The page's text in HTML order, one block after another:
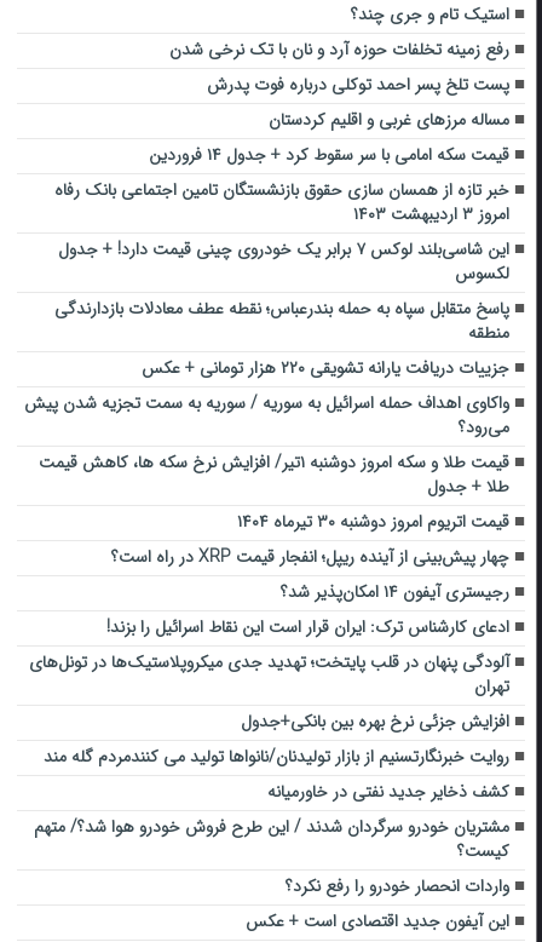
استیک تام و جری چند؟
رفع زمینه تخلفات حوزه آرد و نان با تک نرخی شدن
پست تلخ پسر احمد توکلی درباره فوت پدرش
مساله مرزهای غربی و اقلیم کردستان
قیمت سکه امامی با سر سقوط کرد + جدول ۱۴ فروردین
خبر تازه از همسان سازی حقوق بازنشستگان تامین اجتماعی بانک رفاه
امروز ۳ اردیبهشت ۱۴۰۳
این شاسی‌بلند لوکس ۷ برابر یک خودروی چینی قیمت دارد! + جدول
لکسوس
پاسخ متقابل سپاه به حمله بندرعباس؛ نقطه عطف معادلات بازدارندگی
منطقه
جزییات دریافت یارانه تشویقی ۲۲۰ هزار تومانی + عکس
واکاوی اهداف حمله اسرائیل به سوریه / سوریه به سمت تجزیه شدن پیش
می‌رود؟
قیمت طلا و سکه امروز دوشنبه ۱تیر/ افزایش نرخ سکه ها، کاهش قیمت
طلا + جدول
قیمت اتریوم امروز دوشنبه ۳۰ تیرماه ۱۴۰۴
چهار پیش‌بینی از آینده ریپل؛ انفجار قیمت XRP در راه است؟
رجیستری آیفون ۱۴ امکان‌پذیر شد؟
ادعای کارشناس ترک: ایران قرار است این نقاط اسرائیل را بزند!
آلودگی پنهان در قلب پایتخت؛ تهدید جدی میکروپلاستیک‌ها در تونل‌های
تهران
افزایش جزئی نرخ بهره بین بانکی+جدول
روایت خبرنگارتسنیم از بازار تولیدنان/نانواها تولید می کنندمردم گله مند
کشف ذخایر جدید نفتی در خاورمیانه
مشتریان خودرو سرگردان شدند / این طرح فروش خودرو هوا شد؟/ متهم
کیست؟
واردات انحصار خودرو را رفع نکرد؟
این آیفون جدید اقتصادی است + عکس